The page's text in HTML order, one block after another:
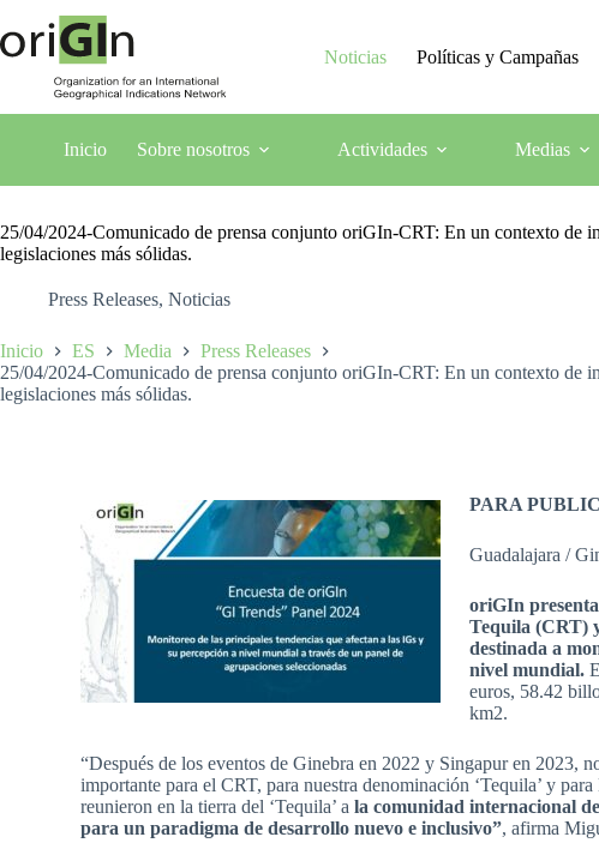
Noticias Políticas y Campañas
Inicio Sobre nosotros Actividades Medias
25/04/2024-Comunicado de prensa conjunto oriGIn-CRT: En un contexto de
legislaciones más sólidas.
Press Releases, Noticias
Inicio ES Media
Press Releases
25/04/2024-Comunicado de prensa conjunto oriGIn-CRT: En un contexto de
legislaciones más sólidas.
PARA
Guadalajara /
oriGIn
Tequila (CRT)
destinada a
nivel mundial.
euros, 58.42
km2.
“Después de los eventos de Ginebra en 2022 y Singapur en 2023,
importante para el CRT, para nuestra denominación ‘Tequila’ y
reunieron en la tierra del ‘Tequila’ ala comunidad internacional
para un paradigma de desarrollo nuevo e inclusivo”, afirma